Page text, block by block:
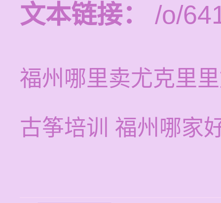
文本链接：
/o/
福州哪里卖尤克里
古筝培训 福州哪家